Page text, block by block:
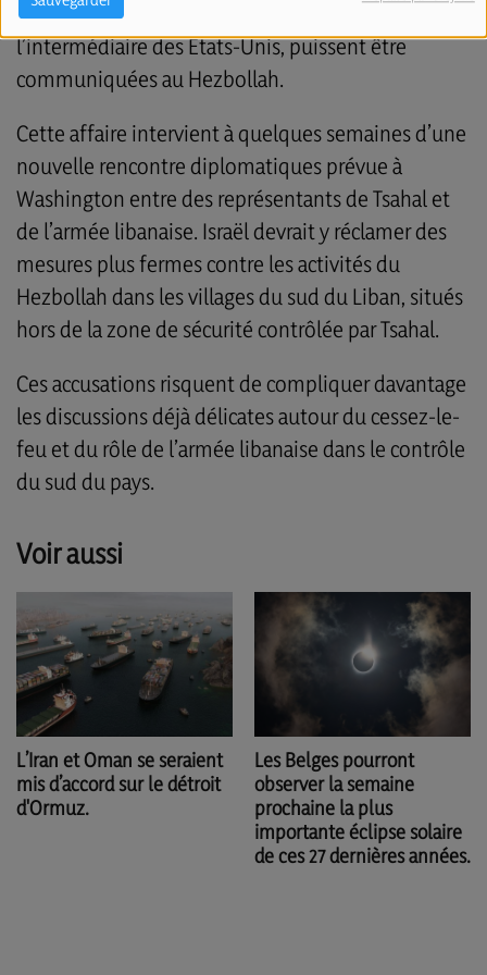
informations transmises à l’armée libanaise par
l’intermédiaire des États-Unis, puissent être
communiquées au Hezbollah.
Cette affaire intervient à quelques semaines d’une
nouvelle rencontre diplomatiques prévue à
Washington entre des représentants de Tsahal et
de l’armée libanaise. Israël devrait y réclamer des
mesures plus fermes contre les activités du
Hezbollah dans les villages du sud du Liban, situés
hors de la zone de sécurité contrôlée par Tsahal.
Ces accusations risquent de compliquer davantage
les discussions déjà délicates autour du cessez-le-
feu et du rôle de l’armée libanaise dans le contrôle
du sud du pays.
Voir aussi
L’Iran et Oman se seraient
mis d’accord sur le détroit
d'Ormuz.
Les Belges pourront
observer la semaine
prochaine la plus
importante éclipse solaire
de ces 27 dernières années.